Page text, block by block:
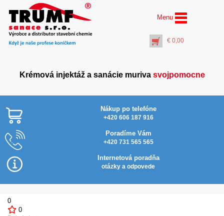
Menu
€ 0,00
Krémová injektáž a sanácie muriva svojpomocne
Nákup po telefóne
+420 606 187 916
Poradíme Vám
+420 731 565 565
Internetová poradňa
otázky a odpovede
0
0
AquaStop Protect® (10
l) hydrofóbny ochranný
náter
+ PŘIDAT DO KOŠÍKU